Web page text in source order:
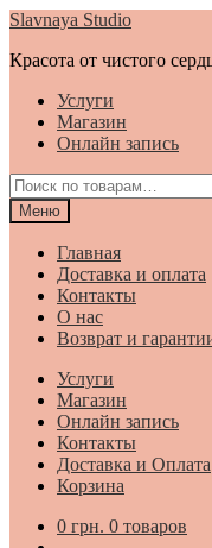
Перейти
навигации
Перейти
содержимому
Slavnaya Studio
Красота от чистого
Услуги
Магазин
Онлайн запись
Искать:
Меню
Главная
Доставка и оплата
Контакты
О нас
Возврат и
Услуги
Магазин
Онлайн запись
Контакты
Доставка и Оплата
Корзина
0 грн. 0 товаров